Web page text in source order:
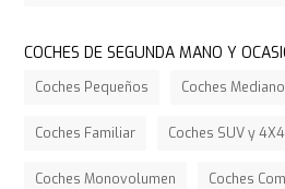
COCHES DE SEGUNDA MANO Y
Coches Pequeños Coches
Coches Familiar Coches SUV y 4X4
Coches Monovolumen Coches